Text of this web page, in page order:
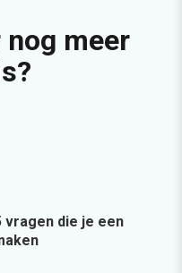
nog meer
vragen die je een